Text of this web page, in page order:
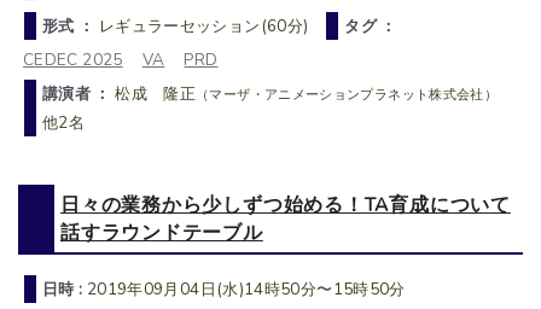
形式 ： レギュラーセッション(60分)
タグ ：
CEDEC 2025
VA
PRD
講演者 ：松成 隆正 （マーザ・アニメーションプラネット株式会社）
他2名
日々の業務から少しずつ始める！TA育成について
話すラウンドテーブル
日時 : 2019年09月04日(水)14時50分〜15時50分